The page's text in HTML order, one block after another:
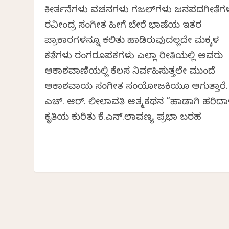
ಕೀರ್ತನೆಗಳು ವಚನಗಳು ಗಜಲ್‌ಗಳು
ರವೀಂದ್ರ ಸಂಗೀತ ಹೀಗೆ ಬೇರೆ ಭಾಷೆಯ ಇತರ
ಪ್ರಾಕಾರಗಳನ್ನೂ ಕಲಿತು ಹಾಡಿರುವುದಲ್ಲದೇ ಮಕ್ಕಳ
ಕತೆಗಳು ರಂಗರೂಪಕಗಳು ಎಲ್ಲಾ ರೀತಿಯಲ್ಲಿ ಅವರು
ಆಕಾಶವಾಣಿಯಲ್ಲಿ ಕೆಲಸ ನಿರ್ವಹಿಸುತ್ತಲೇ ಮುಂದೆ
ಆಕಾಶವಾಯ ಸಂಗೀತ ಸಂಯೋಜಕಿಯೂ ಆಗುತ್ತಾರೆ.
ಎಚ್. ಆರ್. ಲೀಲಾವತಿ ಆತ್ಮಕಥನ “ಹಾಡಾಗಿ
ಕೃತಿಯ ಕುರಿತು ಕೆ.ಎನ್.ಲಾವಣ್ಯ ಪ್ರಭಾ ಬರಹ